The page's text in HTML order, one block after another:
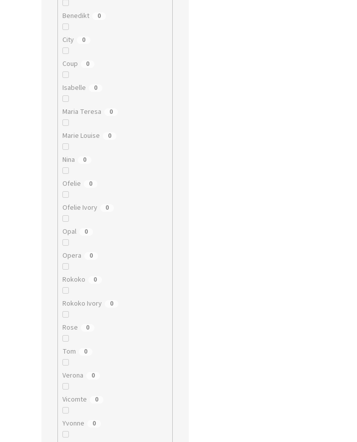
Benedikt 0
City 0
Coup 0
Isabelle 0
Maria Teresa 0
Marie Louise 0
Nina 0
Ofelie 0
Ofelie Ivory 0
Opal 0
Opera 0
Rokoko 0
Rokoko Ivory 0
Rose 0
Tom 0
Verona 0
Vicomte 0
Yvonne 0